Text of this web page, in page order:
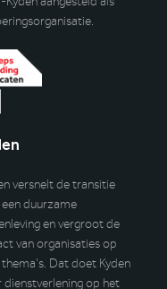
versnelt de transitie
een duurzame
en vergroot de
van organisaties op
thema’s. Dat doet Kyden
dienstverlening op het